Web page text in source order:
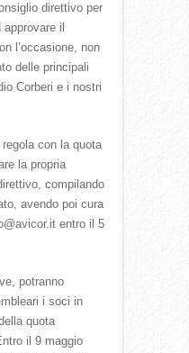
direttivo per
il
l’occasione, non
delle principali
Corberi e i nostri
con la quota
la propria
compilando
avendo poi cura
entro il 5
potranno
i soci in
quota
il 9 maggio